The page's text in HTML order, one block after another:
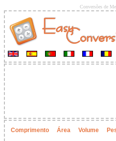
Conversões de
Comprimento Área Volume